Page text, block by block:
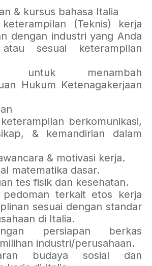
& kursus bahasa Italia
keterampilan (Teknis) kerja
dengan industri yang Anda
sesuai keterampilan
untuk menambah
Hukum Ketenagakerjaan
berkomunikasi,
& kemandirian dalam
& motivasi kerja.
matematika dasar.
tes fisik dan kesehatan.
pedoman terkait etos kerja
sesuai dengan standar
di Italia.
persiapan berkas
industri/perusahaan.
budaya sosial dan